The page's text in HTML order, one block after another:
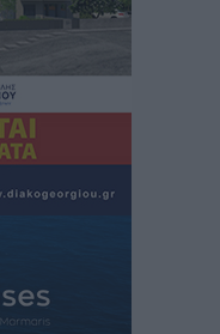
Ανδρουλάκης
υπεράκτια
στη χώρα μας
παρά τις